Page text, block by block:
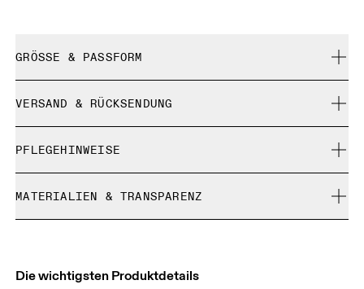
GRÖSSE & PASSFORM
VERSAND & RÜCKSENDUNG
Kostenlose 30-Tage-Rückgabe
Limited-Edition-Artikel, Sonderfarben oder Letzte-
Chance-Artikel können nicht umgetauscht werden. Sie
PFLEGEHINWEISE
Nicht chemisch reinigen
Nicht bügeln
MATERIALIEN & TRANSPARENZ
Herkunftsland
Die wichtigsten Produktdetails